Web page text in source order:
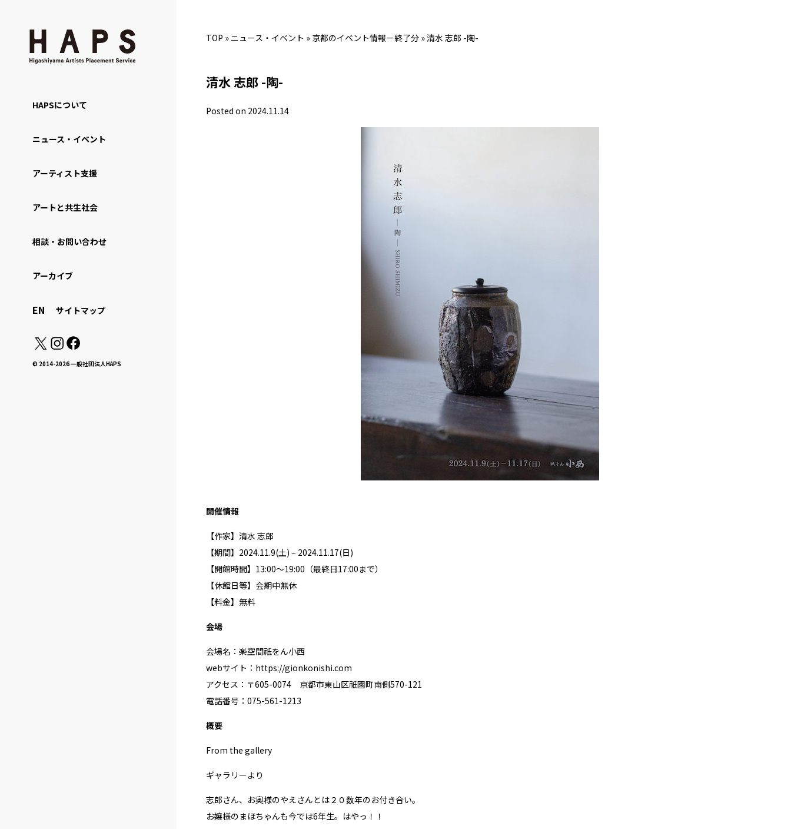
HAPSについて
ニュース・イベント
アーティスト支援
アートと共生社会
相談・お問い合わせ
アーカイブ
EN サイトマップ
© 2014-2026 一般社団法人HAPS
TOP » ニュース・イベント » 京都のイベント情報ー終了分 »清水 志郎 -陶-
清水 志郎 -陶-
Posted on 2024.11.14
開催情報
【作家】清水 志郎
【期間】2024.11.9(土) – 2024.11.17(日)
【開館時間】13:00〜19:00（最終日17:00まで）
【休館日等】会期中無休
【料金】無料
会場
会場名：楽空間祇をん小西
webサイト： https://gionkonishi.com
アクセス：〒605-0074 京都市東山区祇園町南側570-121
電話番号：075-561-1213
概要
From the gallery
ギャラリーより
志郎さん、お奥様のやえさんとは２０数年のお付き合い。
お嬢様のまほちゃんも今では6年生。はやっ！！